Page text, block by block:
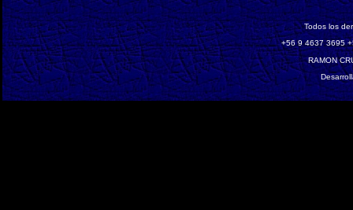
Todos los
‎+56 9 4637 3695
RAMON